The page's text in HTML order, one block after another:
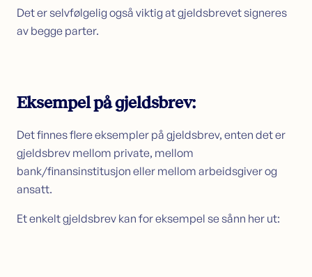
Det er selvfølgelig også viktig at gjeldsbrevet signeres
av begge parter.
Eksempel på gjeldsbrev:
Det finnes flere eksempler på gjeldsbrev, enten det er
gjeldsbrev mellom private, mellom
bank/finansinstitusjon eller mellom arbeidsgiver og
ansatt.
Et enkelt gjeldsbrev kan for eksempel se sånn her ut: